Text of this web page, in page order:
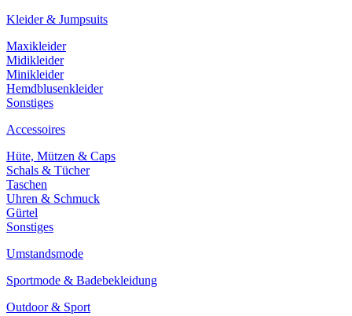
Kleider & Jumpsuits
Maxikleider
Midikleider
Minikleider
Hemdblusenkleider
Sonstiges
Accessoires
Hüte, Mützen & Caps
Schals & Tücher
Taschen
Uhren & Schmuck
Gürtel
Sonstiges
Umstandsmode
Sportmode & Badebekleidung
Outdoor & Sport